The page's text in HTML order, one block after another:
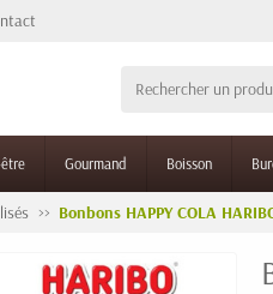
Gourmand Boisson
Bonbons HAPPY COLA